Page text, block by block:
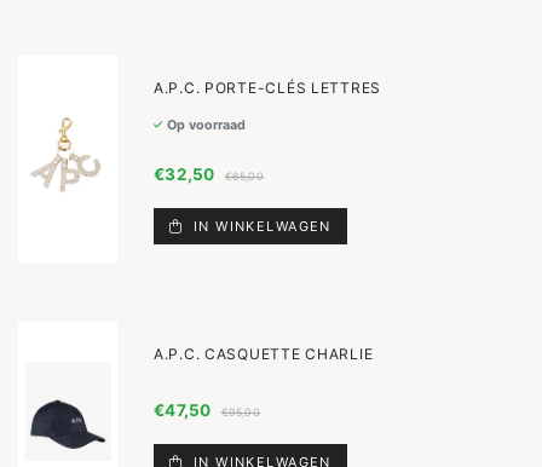
A.P.C. PORTE-CLÉS LETTRES
Op voorraad
€32,50 €65,00
IN WINKELWAGEN
A.P.C. CASQUETTE CHARLIE
€47,50 €95,00
IN WINKELWAGEN